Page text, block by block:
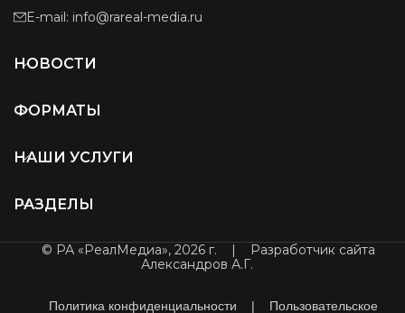
E-mail: info@rareal-media.ru
НОВОСТИ
ФОРМАТЫ
НАШИ УСЛУГИ
РАЗДЕЛЫ
© РА «РеалМедиа», 2026 г. |
Разработчик сайта
Александров А.Г.
Политика конфиденциальности |
Пользовательское